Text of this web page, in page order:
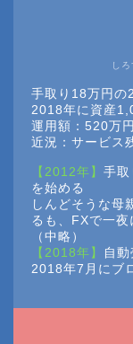
し
手取り18万円の
2018年に資産
運用額：520万
近況：サービス
【2012年】 手取
を始める
しんどそうな母
るも、FXで一
（中略）
【2018年】
自
2018年7月にブ